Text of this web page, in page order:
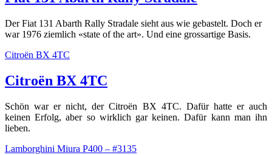
Der Fiat 131 Abarth Rally Stradale sieht aus wie gebastelt. Doch er
war 1976 ziemlich «state of the art». Und eine grossartige Basis.
Citroën BX 4TC
Citroën BX 4TC
Schön war er nicht, der Citroën BX 4TC. Dafür hatte er auch
keinen Erfolg, aber so wirklich gar keinen. Dafür kann man ihn
lieben.
Lamborghini Miura P400 – #3135